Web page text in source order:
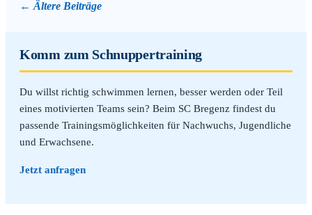
Ältere Beiträge
Komm zum Schnuppertraining
Du willst richtig schwimmen lernen, besser werden oder Teil
eines motivierten Teams sein? Beim SC Bregenz findest du
passende Trainingsmöglichkeiten für Nachwuchs, Jugendliche
und Erwachsene.
Jetzt anfragen